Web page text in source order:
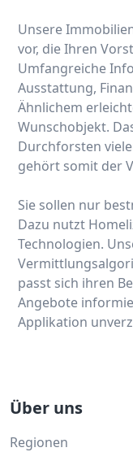
Unsere
vor, die Ihren
Umfangreiche
Ausstattung,
Ähnlichem
Wunschobjekt.
Durchforsten
gehört somit der
Sie sollen nur
Dazu nutzt
Technologien.
passt sich ihren
Angebote
Applikation
Über uns
Regionen